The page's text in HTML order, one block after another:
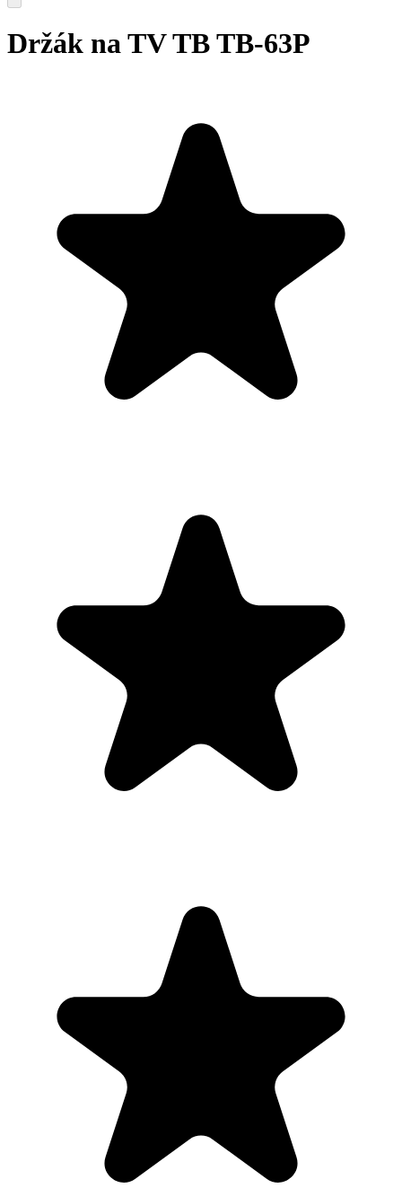
Držák na TV TB TB-63P